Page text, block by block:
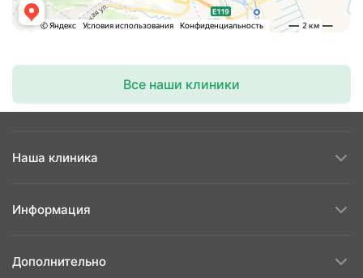
Все наши клиники
Наша клиника
Информация
Дополнительно